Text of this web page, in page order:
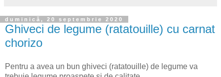
duminică, 20 septembrie 2020
Ghiveci de legume (ratatouille) cu carnat
chorizo
Pentru a avea un bun ghiveci (ratatouille) de legume va